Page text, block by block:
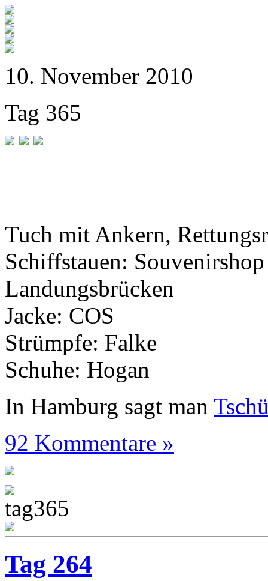
10. November 2010
Tag 365
Tuch mit Ankern,
Schiffstauen:
Landungsbrücken
Jacke: COS
Strümpfe: Falke
Schuhe: Hogan
In Hamburg sagt man
92 Kommentare »
Tag 264